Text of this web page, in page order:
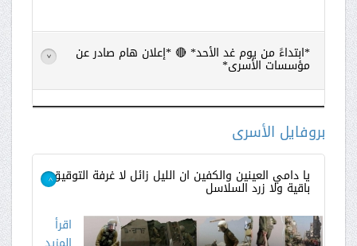
*ابتداءً من يوم غد الأحد* 🔴 *إعلان هام صادر عن
مؤسسات الأسرى* >
اقرأ
بروفايل الأسرى
يا دامي العينين والكفين ان الليل زائل لا غرفة التوقيق
باقية ولا زرد السلاسل >
اقرأ